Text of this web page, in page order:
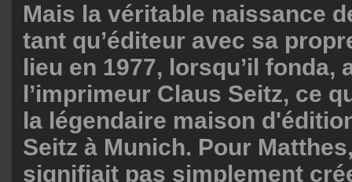
Mais la véritable naissance
tant qu’éditeur avec sa
lieu en 1977, lorsqu’il fonda,
l’imprimeur Claus Seitz, ce
la légendaire maison
Seitz à Munich. Pour
signifiait pas simplement